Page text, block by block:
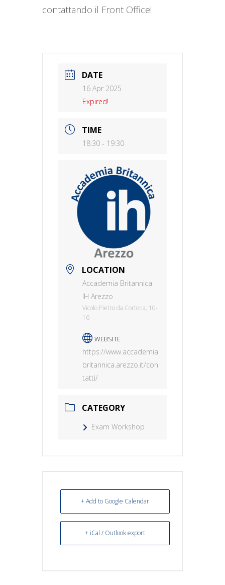
contattando il Front Office!
DATE
16 Apr 2025
Expired!
TIME
18:30 - 19:30
LOCATION
Accademia Britannica
IH Arezzo
Vicolo Pietro da Cortona, 10-
16
WEBSITE
https://www.accademia
britannica.arezzo.it/con
tatti/
CATEGORY
Exam Workshop
+ Add to Google Calendar
+ iCal / Outlook export